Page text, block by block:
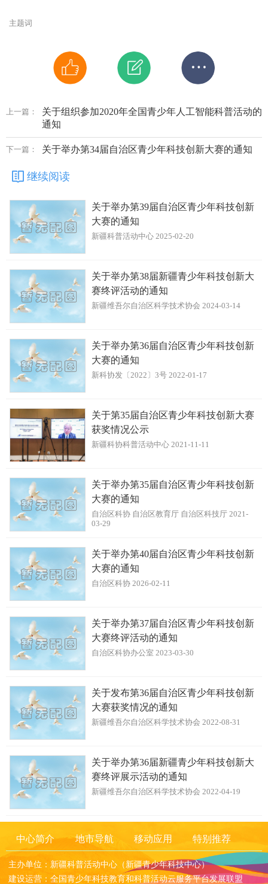
主题词
上一篇：
关于组织参加2020年全国青少年人工智能科普活动的
通知
下一篇： 关于举办第34届自治区青少年科技创新大赛的通知
继续阅读
关于举办第39届自治区青少年科技创新
大赛的通知
新疆科普活动中心 2025-02-20
关于举办第38届新疆青少年科技创新大
赛终评活动的通知
新疆维吾尔自治区科学技术协会 2024-03-14
关于举办第36届自治区青少年科技创新
大赛的通知
新科协发〔2022〕3号 2022-01-17
关于第35届自治区青少年科技创新大赛
获奖情况公示
新疆科协科普活动中心 2021-11-11
关于举办第35届自治区青少年科技创新
大赛的通知
自治区科协 自治区教育厅 自治区科技厅 2021-
03-29
关于举办第40届自治区青少年科技创新
大赛的通知
自治区科协 2026-02-11
关于举办第37届自治区青少年科技创新
大赛终评活动的通知
自治区科协办公室 2023-03-30
关于发布第36届自治区青少年科技创新
大赛获奖情况的通知
新疆维吾尔自治区科学技术协会 2022-08-31
关于举办第36届新疆青少年科技创新大
赛终评展示活动的通知
新疆维吾尔自治区科学技术协会 2022-04-19
中心简介 地市导航 移动应用 特别推荐
主办单位：新疆科普活动中心（新疆青少年科技中心）
建设运营：全国青少年科技教育和科普活动云服务平台发展联盟